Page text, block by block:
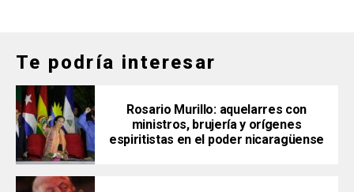
Te podría interesar
Rosario Murillo: aquelarres con
ministros, brujería y orígenes
espiritistas en el poder nicaragüense